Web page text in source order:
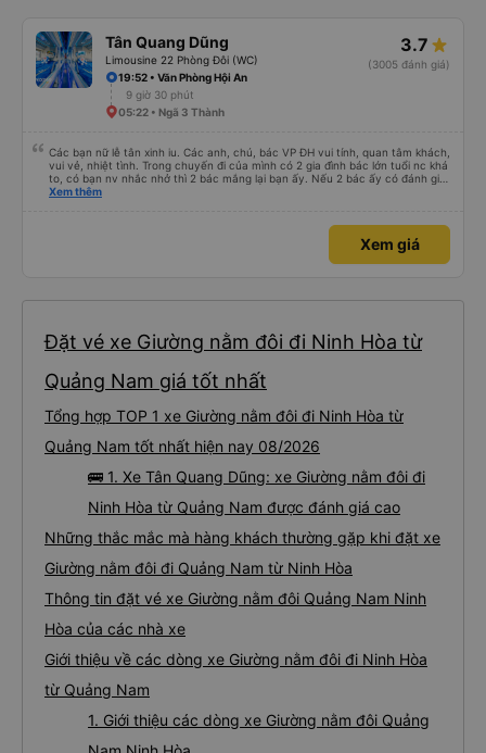
Tân Quang Dũng
Limousine 22 Phòng Đôi (WC)
3.7
(3005 đánh giá)
19:52 • Văn Phòng Hội An
9 giờ 30 phút
05:22 • Ngã 3 Thành
Các bạn nữ lễ tân xinh iu. Các anh, chú, bác VP ĐH vui tính, quan tâm khách,
vui vẻ, nhiệt tình. Trong chuyến đi của mình có 2 gia đình bác lớn tuổi nc khá
to, có bạn nv nhắc nhở thì 2 bác mắng lại bạn ấy. Nếu 2 bác ấy có đánh giá
xấu thì mình ngược lại nha. Bạn ấy nhắc nhở rất đúng. 2 bác nói rất to. To
bạn ấy nha. Nếu bạn ấy bị trừ thì bảo bạn ấy liên hệ sđt của mình, mình hỗ
trợ ạ. Số mình đuôi 666, chuyến ĐH-NT ngày 16/1. À các bạn nữ lễ tân xinh
iu còn đổi cho mình phòng đơn sang đôi xong còn note là (một mình) yêu
Xem thêm
Xem giá
Đặt vé xe Giường nằm đôi đi Ninh Hòa từ
Quảng Nam giá tốt nhất
Tổng hợp TOP 1 xe Giường nằm đôi đi Ninh Hòa từ
Quảng Nam tốt nhất hiện nay 08/2026
🚌 1. Xe Tân Quang Dũng: xe Giường nằm đôi đi
Ninh Hòa từ Quảng Nam được đánh giá cao
Những thắc mắc mà hàng khách thường gặp khi đặt xe
Giường nằm đôi đi Quảng Nam từ Ninh Hòa
Thông tin đặt vé xe Giường nằm đôi Quảng Nam Ninh
Hòa của các nhà xe
Giới thiệu về các dòng xe Giường nằm đôi đi Ninh Hòa
từ Quảng Nam
1. Giới thiệu các dòng xe Giường nằm đôi Quảng